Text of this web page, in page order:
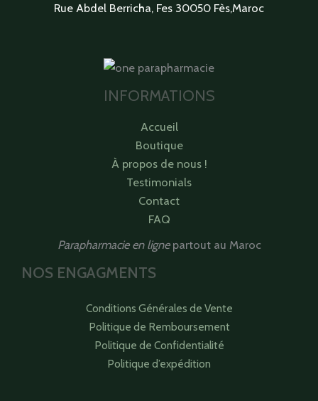
Rue Abdel Berricha, Fes 30050 Fès,Maroc
INFORMATIONS
Accueil
Boutique
À propos de nous !
Testimonials
Contact
FAQ
Parapharmacie en lignepartout au Maroc
NOS ENGAGMENTS
Conditions Générales de Vente
Politique de Remboursement
Politique de Confidentialité
Politique d’expédition